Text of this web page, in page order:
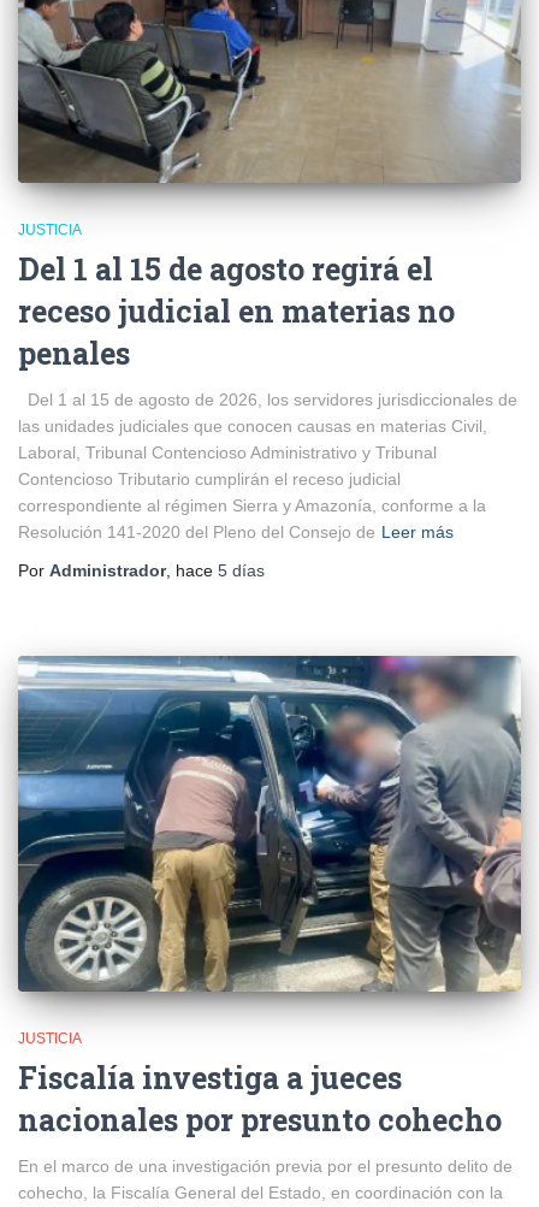
JUSTICIA
Del 1 al 15 de agosto regirá el
receso judicial en materias no
penales
Del 1 al 15 de agosto de 2026, los servidores jurisdiccionales de
las unidades judiciales que conocen causas en materias Civil,
Laboral, Tribunal Contencioso Administrativo y Tribunal
Contencioso Tributario cumplirán el receso judicial
correspondiente al régimen Sierra y Amazonía, conforme a la
Resolución 141-2020 del Pleno del Consejo de Leer más
Por Administrador, hace 5 días
JUSTICIA
Fiscalía investiga a jueces
nacionales por presunto cohecho
En el marco de una investigación previa por el presunto delito de
cohecho, la Fiscalía General del Estado, en coordinación con la